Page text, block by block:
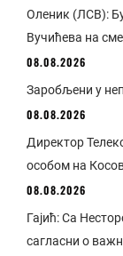
Оленик (ЛСВ):
Вучићева на
08.08.2026
Заробљени у
08.08.2026
Директор
особом на
08.08.2026
Гајић: Са
сагласни о